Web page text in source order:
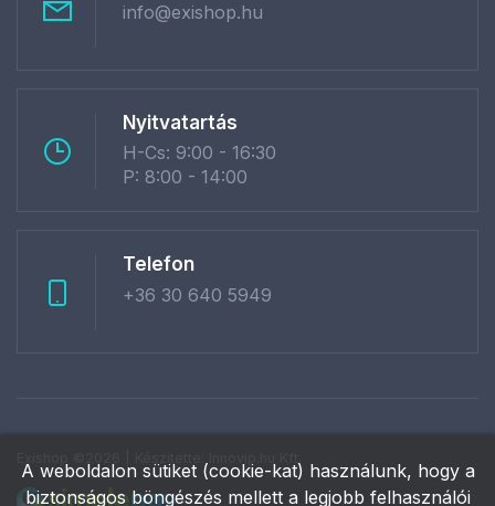
info@exishop.hu
Nyitvatartás
H-Cs: 9:00 - 16:30
P: 8:00 - 14:00
Telefon
+36 30 640 5949
A weboldalon sütiket (cookie-kat) használunk, hogy a
biztonságos böngészés mellett a legjobb felhasználói